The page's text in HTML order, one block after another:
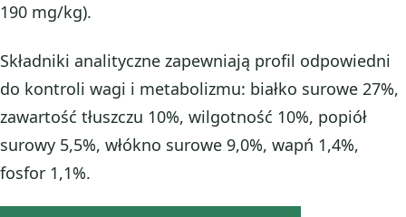
190 mg/kg).
Składniki analityczne zapewniają profil odpowiedni
do kontroli wagi i metabolizmu: białko surowe 27%,
zawartość tłuszczu 10%, wilgotność 10%, popiół
surowy 5,5%, włókno surowe 9,0%, wapń 1,4%,
fosfor 1,1%.